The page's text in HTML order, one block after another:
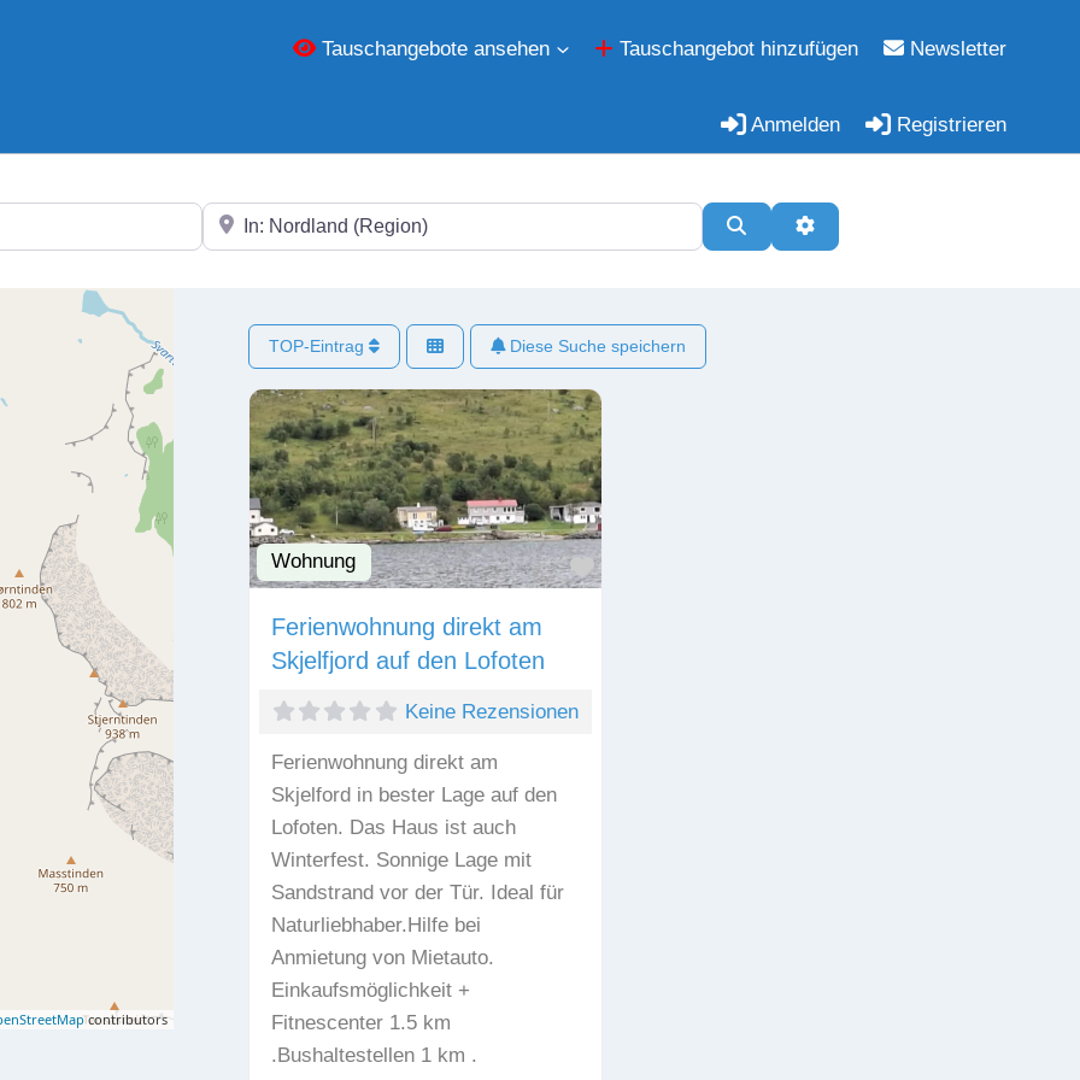
Tauschangebote ansehen Tauschangebot hinzufügen Newsletter
Anmelden Registrieren
In der Nähe SuchenErweiterte Filter
contributors
TOP-Eintrag Diese Suche speichern
Wohnung Favorit
Ferienwohnung direkt am
Skjelfjord auf den Lofoten
Keine Rezensionen
Ferienwohnung direkt am
Skjelford in bester Lage auf den
Lofoten. Das Haus ist auch
Winterfest. Sonnige Lage mit
Sandstrand vor der Tür. Ideal für
Naturliebhaber.Hilfe bei
Anmietung von Mietauto.
Einkaufsmöglichkeit +
Fitnescenter 1.5 km
.Bushaltestellen 1 km .